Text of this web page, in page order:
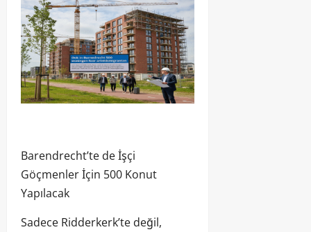
Barendrecht’te de İşçi
Göçmenler İçin 500 Konut
Yapılacak
Sadece Ridderkerk’te değil,